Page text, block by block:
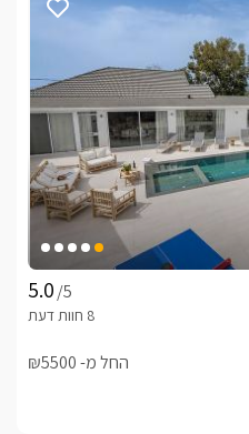
/5
החל מ- ₪5500